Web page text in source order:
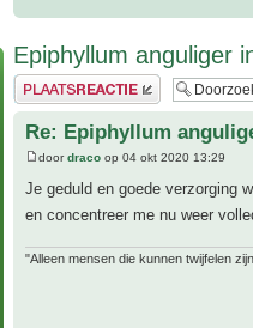
Epiphyllum anguliger
Plaats een reactie
Re: Epiphyllum
doordraco op 04 okt 2020 13:29
Je geduld en goede verzorging
en concentreer me nu weer
"Alleen mensen die kunnen twijfelen